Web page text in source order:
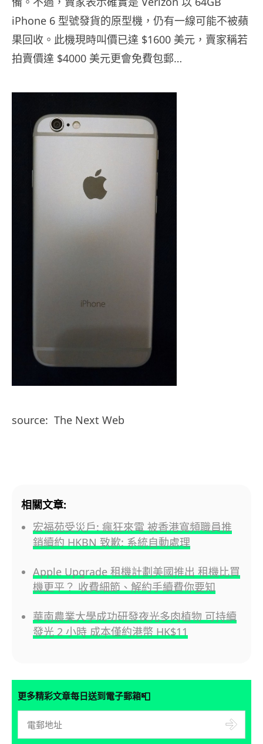
iPhone 6 型號發貨的原型機，仍有一線可能不被蘋
果回收。此機現時叫價已達 $1600 美元，賣家稱若
拍賣價達 $4000 美元更會免費包郵…
source: The Next Web
相關文章:
宏福苑受災戶: 瘋狂來電 被香港寬頻職員推
銷續約 HKBN 致歉: 系統自動處理
Apple Upgrade 租機計劃美國推出 租機比買
機更平？ 收費細節、解約手續費你要知
華南農業大學成功研發夜光多肉植物 可持續
發光 2 小時 成本僅約港幣 HK$11
更多精彩文章每日送到電子郵箱📮